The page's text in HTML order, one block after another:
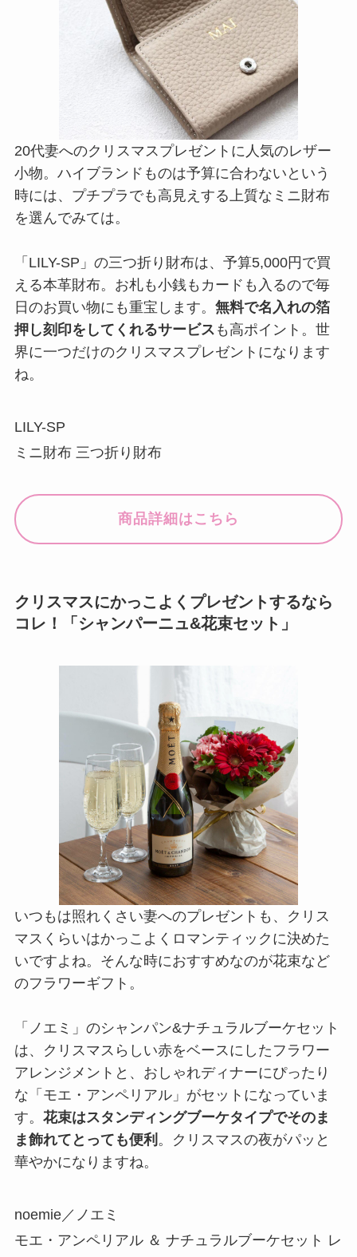
20代妻へのクリスマスプレゼントに人気のレザー
小物。ハイブランドものは予算に合わないという
時には、プチプラでも高見えする上質なミニ財布
を選んでみては。
「LILY-SP」の三つ折り財布は、予算5,000円で買
える本革財布。お札も小銭もカードも入るので毎
日のお買い物にも重宝します。 無料で名入れの箔
押し刻印をしてくれるサービス も高ポイント。世
界に一つだけのクリスマスプレゼントになります
ね。
LILY-SP
ミニ財布 三つ折り財布
商品詳細はこちら
クリスマスにかっこよくプレゼントするなら
コレ！「シャンパーニュ&花束セット」
いつもは照れくさい妻へのプレゼントも、クリス
マスくらいはかっこよくロマンティックに決めた
いですよね。そんな時におすすめなのが花束など
のフラワーギフト。
「ノエミ」のシャンパン&ナチュラルブーケセット
は、クリスマスらしい赤をベースにしたフラワー
アレンジメントと、おしゃれディナーにぴったり
な「モエ・アンペリアル」がセットになっていま
す。 花束はスタンディングブーケタイプでそのま
ま飾れてとっても便利 。クリスマスの夜がパッと
華やかになりますね。
noemie／ノエミ
モエ・アンペリアル ＆ ナチュラルブーケセット レ